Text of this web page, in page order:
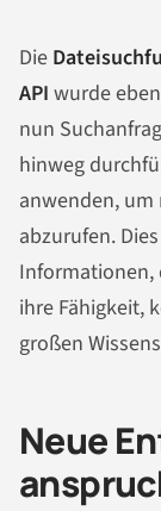
Die
API wurde
nun
hinweg
anwenden,
abzurufen.
Informationen,
ihre Fähigkeit,
großen
Neue